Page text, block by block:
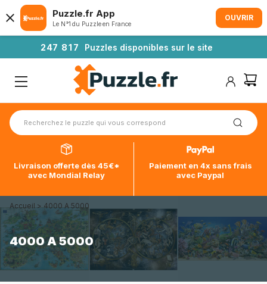
247 81 7 Puzzles disponibles sur le site
Livraison offerte dès 45€*
avec Mondial Relay
Paiement en 4x sans frais
avec Paypal
Accueil > 4000 A 5000
4000 A 5000
Puzzle.fr App
Le N°1 du Puzzle en France
OUVRIR